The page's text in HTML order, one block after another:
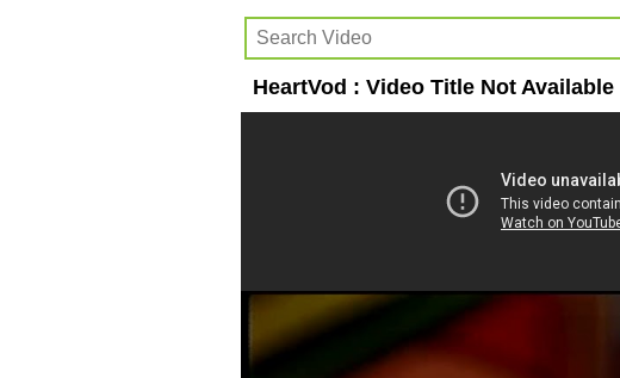
HeartVod : Video Title Not Available